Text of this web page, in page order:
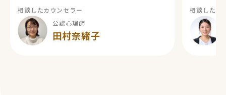
相談したカウンセラー
公認心理師
田村奈緒子
相談したカ